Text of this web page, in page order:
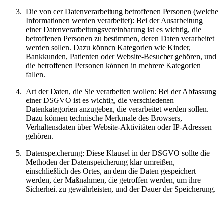
Die von der Datenverarbeitung betroffenen Personen (welche
Informationen werden verarbeitet): Bei der Ausarbeitung
einer Datenverarbeitungsvereinbarung ist es wichtig, die
betroffenen Personen zu bestimmen, deren Daten verarbeitet
werden sollen. Dazu können Kategorien wie Kinder,
Bankkunden, Patienten oder Website-Besucher gehören, und
die betroffenen Personen können in mehrere Kategorien
fallen.
Art der Daten, die Sie verarbeiten wollen: Bei der Abfassung
einer DSGVO ist es wichtig, die verschiedenen
Datenkategorien anzugeben, die verarbeitet werden sollen.
Dazu können technische Merkmale des Browsers,
Verhaltensdaten über Website-Aktivitäten oder IP-Adressen
gehören.
Datenspeicherung: Diese Klausel in der DSGVO sollte die
Methoden der Datenspeicherung klar umreißen,
einschließlich des Ortes, an dem die Daten gespeichert
werden, der Maßnahmen, die getroffen werden, um ihre
Sicherheit zu gewährleisten, und der Dauer der Speicherung.